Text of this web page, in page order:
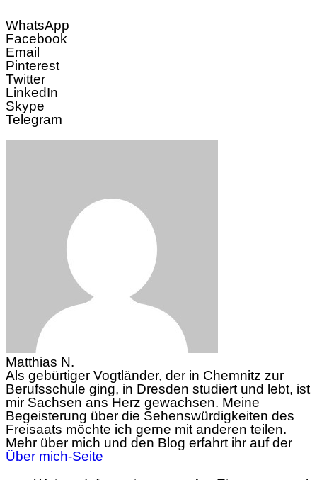
WhatsApp
Facebook
Email
Pinterest
Twitter
LinkedIn
Skype
Telegram
Matthias N.
Als gebürtiger Vogtländer, der in Chemnitz zur
Berufsschule ging, in Dresden studiert und lebt, ist
mir Sachsen ans Herz gewachsen. Meine
Begeisterung über die Sehenswürdigkeiten des
Freisaats möchte ich gerne mit anderen teilen.
Mehr über mich und den Blog erfahrt ihr auf der
Über mich-Seite